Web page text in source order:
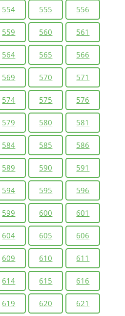
554 555 556
559 560 561
564 565 566
569 570 571
574 575 576
579 580 581
584 585 586
589 590 591
594 595 596
599 600 601
604 605 606
609 610 611
614 615 616
619 620 621